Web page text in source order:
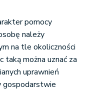
pomocy
należy
na tle okoliczności
taką można uznać za
uprawnień
gospodarstwie